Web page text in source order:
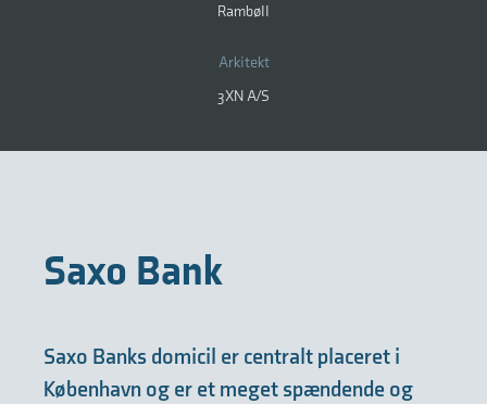
Rambøll
Arkitekt
3XN A/S
Saxo Bank
Saxo Banks domicil er centralt placeret i
København og er et meget spændende og